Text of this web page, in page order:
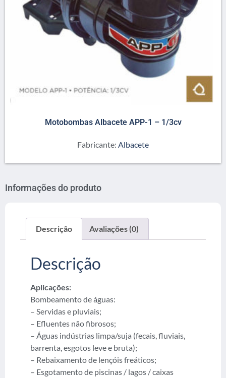
Motobombas Albacete APP-1 – 1/3cv
Fabricante: Albacete
Informações do produto
Descrição Avaliações (0)
Descrição
Aplicações:
Bombeamento de águas:
– Servidas e pluviais;
– Efluentes não fibrosos;
– Águas indústrias limpa/suja (fecais, fluviais,
barrenta, esgotos leve e bruta);
– Rebaixamento de lençóis freáticos;
– Esgotamento de piscinas / lagos / caixas